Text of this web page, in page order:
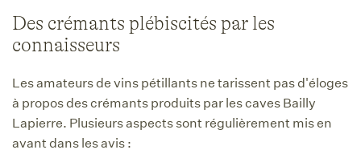
Des crémants plébiscités par les
connaisseurs
Les amateurs de vins pétillants ne tarissent pas d'éloges
à propos des crémants produits par les caves Bailly
Lapierre. Plusieurs aspects sont régulièrement mis en
avant dans les avis :